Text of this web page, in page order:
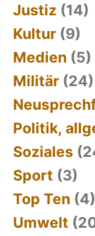
Justiz (14)
Kultur (9)
Medien (5)
Militär (24)
Politik,
Soziales
Sport (3)
Top Ten (4)
Umwelt